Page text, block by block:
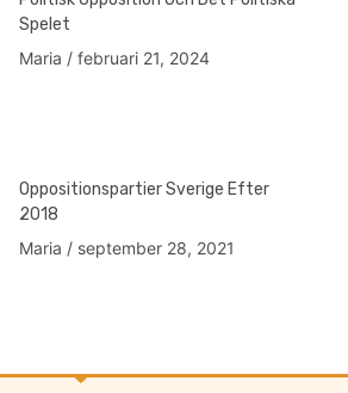
Spelet
Maria
februari 21, 2024
Oppositionspartier Sverige Efter
2018
Maria
september 28, 2021